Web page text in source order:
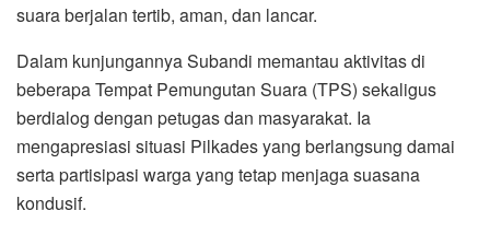
suara berjalan tertib, aman, dan lancar.
Dalam kunjungannya Subandi memantau aktivitas di
beberapa Tempat Pemungutan Suara (TPS) sekaligus
berdialog dengan petugas dan masyarakat. Ia
mengapresiasi situasi Pilkades yang berlangsung damai
serta partisipasi warga yang tetap menjaga suasana
kondusif.